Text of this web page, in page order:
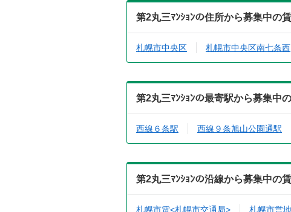
第2丸三ﾏﾝｼｮﾝの住所から募集中の
札幌市中央区 札幌市中央区南七条西
第2丸三ﾏﾝｼｮﾝの最寄駅から募集中
西線６条駅 西線９条旭山公園通駅
第2丸三ﾏﾝｼｮﾝの沿線から募集中の
札幌市電<札幌市交通局> 札幌市営